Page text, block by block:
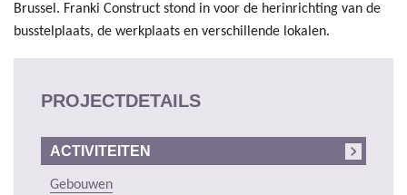
Brussel. Franki Construct stond in voor de herinrichting van de
busstelplaats, de werkplaats en verschillende lokalen.
PROJECTDETAILS
ACTIVITEITEN
Gebouwen